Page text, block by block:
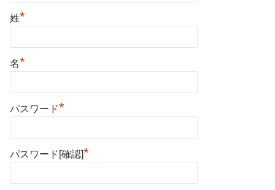
姓*
名*
パスワード*
パスワード[確認]*